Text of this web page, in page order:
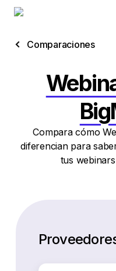
Comparaciones
Compara cómo
diferencian para
tus